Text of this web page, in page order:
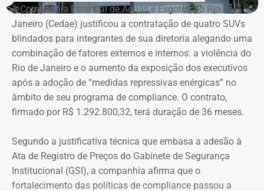
A Companhia Estadual de Águas e Esgotos do Rio de
Janeiro (Cedae) justificou a contratação de quatro SUVs
blindados para integrantes de sua diretoria alegando uma
combinação de fatores externos e internos: a violência do
Rio de Janeiro e o aumento da exposição dos executivos
após a adoção de “medidas repressivas enérgicas” no
âmbito de seu programa de compliance. O contrato,
firmado por R$ 1.292.800,32, terá duração de 36 meses.
Segundo a justificativa técnica que embasa a adesão à
Ata de Registro de Preços do Gabinete de Segurança
Institucional (GSI), a companhia afirma que o
fortalecimento das políticas de compliance passou a